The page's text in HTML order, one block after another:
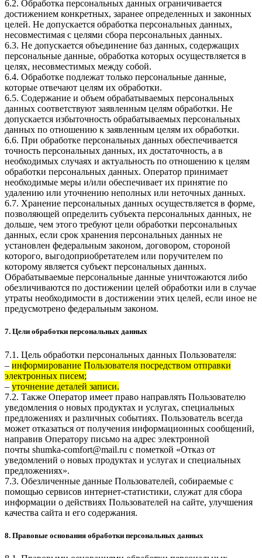
6.2. Обработка персональных данных ограничивается
достижением конкретных, заранее определенных и законных
целей. Не допускается обработка персональных данных,
несовместимая с целями сбора персональных данных.
6.3. Не допускается объединение баз данных, содержащих
персональные данные, обработка которых осуществляется в
целях, несовместимых между собой.
6.4. Обработке подлежат только персональные данные,
которые отвечают целям их обработки.
6.5. Содержание и объем обрабатываемых персональных
данных соответствуют заявленным целям обработки. Не
допускается избыточность обрабатываемых персональных
данных по отношению к заявленным целям их обработки.
6.6. При обработке персональных данных обеспечивается
точность персональных данных, их достаточность, а в
необходимых случаях и актуальность по отношению к целям
обработки персональных данных. Оператор принимает
необходимые меры и/или обеспечивает их принятие по
удалению или уточнению неполных или неточных данных.
6.7. Хранение персональных данных осуществляется в форме,
позволяющей определить субъекта персональных данных, не
дольше, чем этого требуют цели обработки персональных
данных, если срок хранения персональных данных не
установлен федеральным законом, договором, стороной
которого, выгодоприобретателем или поручителем по
которому является субъект персональных данных.
Обрабатываемые персональные данные уничтожаются либо
обезличиваются по достижении целей обработки или в случае
утраты необходимости в достижении этих целей, если иное не
предусмотрено федеральным законом.
7. Цели обработки персональных данных
7.1. Цель обработки персональных данных Пользователя:
– информирование Пользователя посредством отправки
электронных писем;
– уточнение деталей записи.
7.2. Также Оператор имеет право направлять Пользователю
уведомления о новых продуктах и услугах, специальных
предложениях и различных событиях. Пользователь всегда
может отказаться от получения информационных сообщений,
направив Оператору письмо на адрес электронной
почты shumka-comfort@mail.ru с пометкой «Отказ от
уведомлений о новых продуктах и услугах и специальных
предложениях».
7.3. Обезличенные данные Пользователей, собираемые с
помощью сервисов интернет-статистики, служат для сбора
информации о действиях Пользователей на сайте, улучшения
качества сайта и его содержания.
8. Правовые основания обработки персональных данных